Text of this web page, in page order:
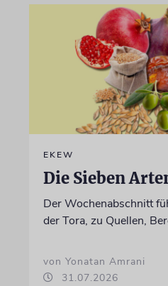
EKEW
Die Sieben
Der Wochenabschnitt
der Tora, zu Quellen,
von Yonatan Amrani
31.07.2026